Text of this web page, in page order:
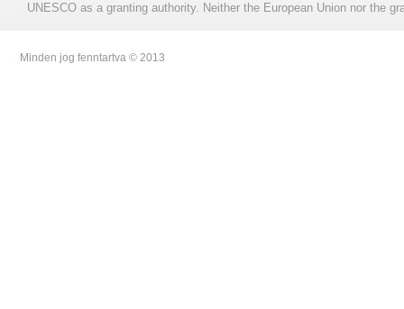
UNESCO as a granting authority. Neither the European Union nor the
Minden jog fenntartva © 2013